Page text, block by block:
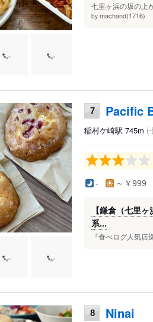
七里ヶ浜の坂の上
by machand(1716)
7 Pacific
稲村ケ崎駅 745m (
- ～￥999
【鎌倉（七里
系...
『食べログ人気
8 Ninai